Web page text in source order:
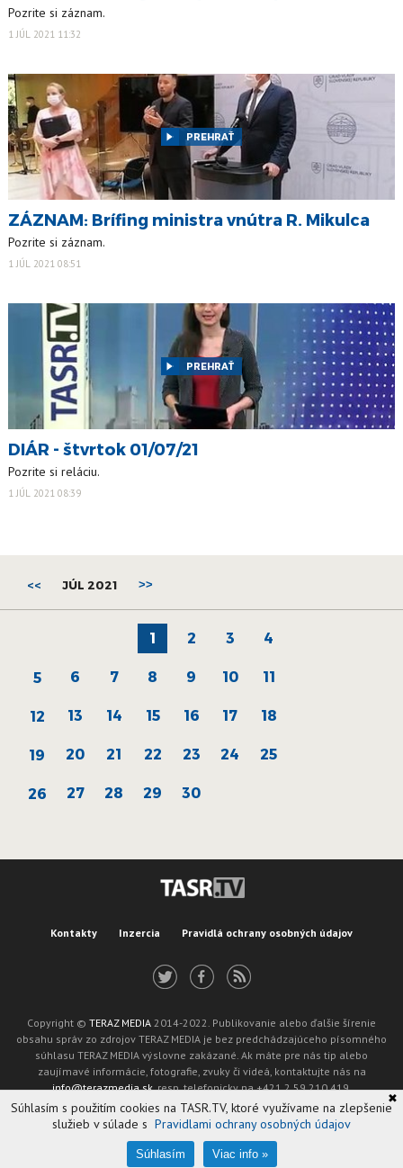
Pozrite si záznam.
1 JÚL 2021 11:32
PREHRAŤ
ZÁZNAM: Brífing ministra vnútra R. Mikulca
Pozrite si záznam.
1 JÚL 2021 08:51
PREHRAŤ
DIÁR - štvrtok 01/07/21
Pozrite si reláciu.
1 JÚL 2021 08:39
<< JÚL 2021 >>
1 2 3 4
5 6 7 8 9 10 11
12 13 14 15 16 17 18
19 20 21 22 23 24 25
26 27 28 29 30
Kontakty Inzercia Pravidlá ochrany osobných údajov
Copyright © TERAZ MEDIA 2014-2022. Publikovanie alebo ďalšie šírenie
obsahu správ zo zdrojov TERAZ MEDIA je bez predchádzajúceho písomného
súhlasu TERAZ MEDIA výslovne zakázané. Ak máte pre nás tip alebo
zaujímavé informácie, fotografie, zvuky či videá, kontaktujte nás na
info@terazmedia.sk, resp. telefonicky na +421 2 59 210 419.
Žiadosť o zverejnenie opravy v zmysle zákona o publikáciách je možné zaslať
na adresu oprava@tasr.sk.
Oznámenie prevádzkovateľa podľa § 11a zákona č. 265/2022 Z. z.
Súhlasím s použitím cookies na TASR.TV, ktoré využívame na zlepšenie
služieb v súlade s Pravidlami ochrany osobných údajov
Súhlasím Viac info »
✖